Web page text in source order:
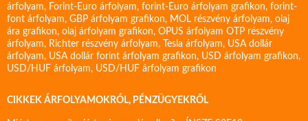
árfolyam, Forint-Euro árfolyam, forint-Euro árfolyam grafikon, forint-
font árfolyam, GBP árfolyam grafikon, MOL részvény árfolyam, olaj
ára grafikon, olaj árfolyam grafikon, OPUS árfolyam OTP részvény
árfolyam, Richter részvény árfolyam, Tesla árfolyam, USA dollár
árfolyam, USA dollár forint árfolyam grafikon, USD árfolyam grafikon,
USD/HUF árfolyam, USD/HUF árfolyam grafikon
CIKKEK ÁRFOLYAMOKRÓL, PÉNZÜGYEKRŐL